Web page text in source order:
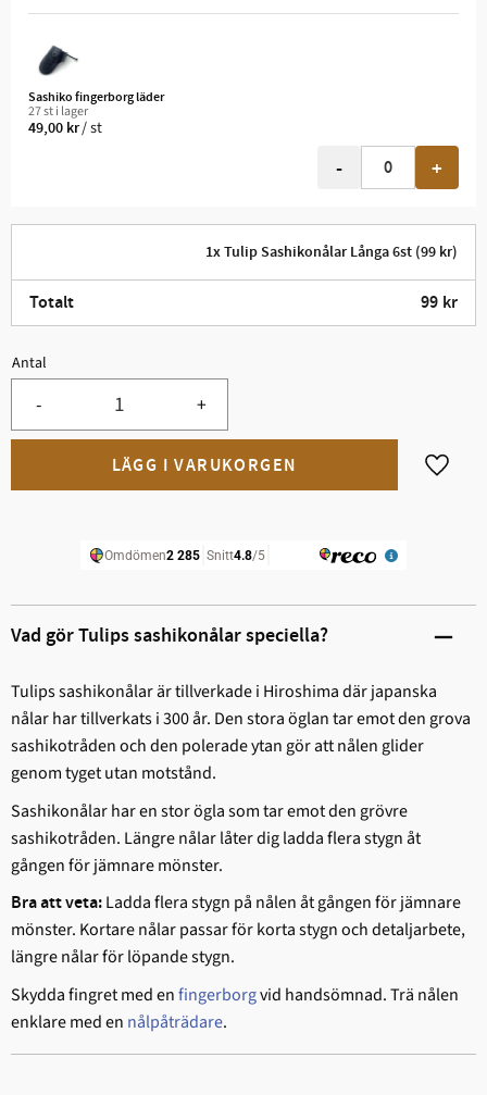
Sashiko fingerborg läder
27 st i lager
49,00 kr/st
+
-
1x Tulip Sashikonålar Långa 6st (99 kr)
Totalt 99 kr
Antal
+
-
Lägg
Vad gör Tulips sashikonålar speciella?
Tulips sashikonålar är tillverkade i Hiroshima där japanska
nålar har tillverkats i 300 år. Den stora öglan tar emot den grova
sashikotråden och den polerade ytan gör att nålen glider
genom tyget utan motstånd.
Sashikonålar har en stor ögla som tar emot den grövre
sashikotråden. Längre nålar låter dig ladda flera stygn åt
gången för jämnare mönster.
Bra att veta:Ladda flera stygn på nålen åt gången för jämnare
mönster. Kortare nålar passar för korta stygn och detaljarbete,
längre nålar för löpande stygn.
Skydda fingret med enfingerborgvid handsömnad. Trä nålen
enklare med en nålpåträdare.